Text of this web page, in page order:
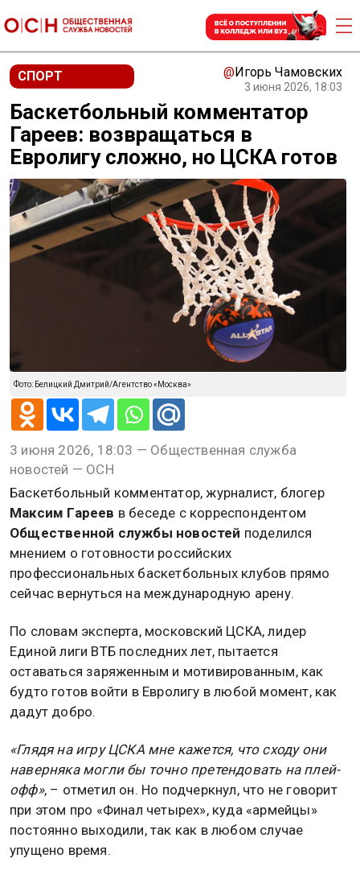
СПОРТ @Игорь Чамовских
3 июня 2026, 18:03
Баскетбольный комментатор
Гареев: возвращаться в
Евролигу сложно, но ЦСКА готов
Фото: Белицкий Дмитрий/Агентство «Москва»
3 июня 2026, 18:03 — Общественная служба
новостей — ОСН
Баскетбольный комментатор, журналист, блогер
Максим Гареев в беседе с корреспондентом
Общественной службы новостей поделился
мнением о готовности российских
профессиональных баскетбольных клубов прямо
сейчас вернуться на международную арену.
По словам эксперта, московский ЦСКА, лидер
Единой лиги ВТБ последних лет, пытается
оставаться заряженным и мотивированным, как
будто готов войти в Евролигу в любой момент, как
дадут добро.
«Глядя на игру ЦСКА мне кажется, что сходу они
наверняка могли бы точно претендовать на плей-
офф», – отметил он. Но подчеркнул, что не говорит
при этом про «Финал четырех», куда «армейцы»
постоянно выходили, так как в любом случае
упущено время.